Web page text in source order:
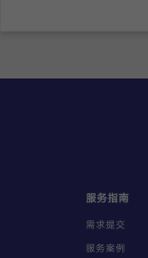
服务指南
需求提交
服务案例